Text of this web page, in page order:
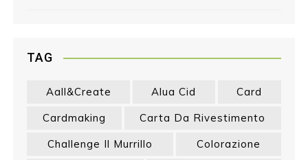
TAG
Aall&create Alua Cid
Card
Cardmaking
Carta Da Rivestimento
Challenge Il Murrillo
Colorazione